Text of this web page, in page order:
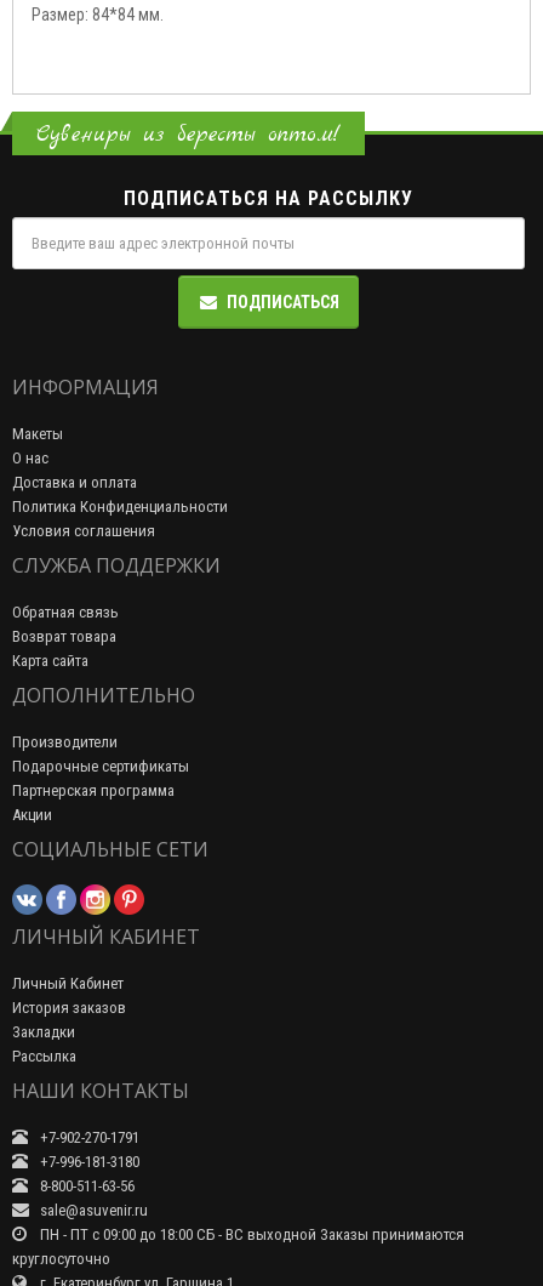
Размер: 84*84 мм.
Сувениры из бересты оптом!
ПОДПИСАТЬСЯ НА РАССЫЛКУ
ПОДПИСАТЬСЯ
ИНФОРМАЦИЯ
Макеты
О нас
Доставка и оплата
Политика Конфиденциальности
Условия соглашения
СЛУЖБА ПОДДЕРЖКИ
Обратная связь
Возврат товара
Карта сайта
ДОПОЛНИТЕЛЬНО
Производители
Подарочные сертификаты
Партнерская программа
Акции
СОЦИАЛЬНЫЕ СЕТИ
ЛИЧНЫЙ КАБИНЕТ
Личный Кабинет
История заказов
Закладки
Рассылка
НАШИ КОНТАКТЫ
+7-902-270-1791
+7-996-181-3180
8-800-511-63-56
sale@asuvenir.ru
ПН - ПТ с 09:00 до 18:00 СБ - ВС выходной Заказы принимаются
круглосуточно